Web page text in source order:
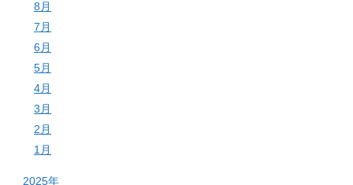
8月
7月
6月
5月
4月
3月
2月
1月
2025年